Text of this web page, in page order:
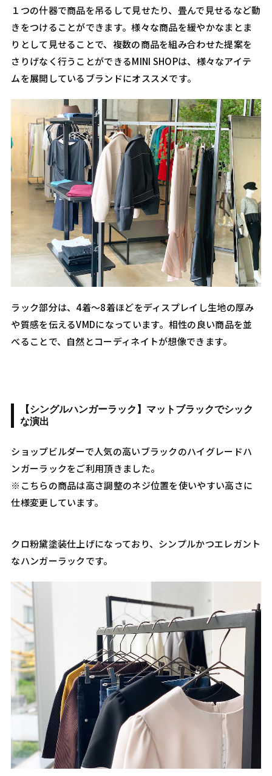
１つの什器で商品を吊るして見せたり、畳んで見せるなど動
きをつけることができます。様々な商品を緩やかなまとま
りとして見せることで、複数の商品を組み合わせた提案を
さりげなく行うことができるMINI SHOPは、様々なアイテ
ムを展開しているブランドにオススメです。
ラック部分は、4着〜8着ほどをディスプレイし生地の厚み
や質感を伝えるVMDになっています。相性の良い商品を並
べることで、自然とコーディネイトが想像できます。
【シングルハンガーラック】マットブラックでシック
な演出
ショップビルダーで人気の高いブラックのハイグレードハ
ンガーラックをご利用頂きました。
※こちらの商品は高さ調整のネジ位置を使いやすい高さに
仕様変更しています。
クロ粉黛塗装仕上げになっており、シンプルかつエレガント
なハンガーラックです。